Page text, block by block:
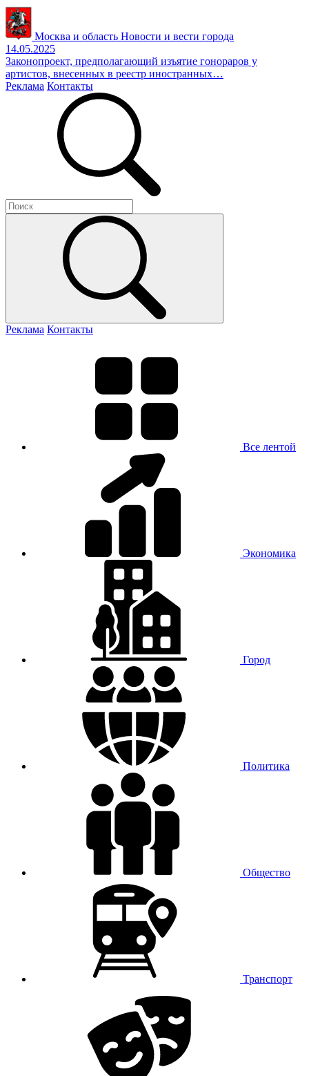
Москва и область Новости и вести города
14.05.2025
Законопроект, предполагающий изъятие гонораров у
артистов, внесенных в реестр иностранных…
Реклама Контакты
Реклама Контакты
Все лентой
Экономика
Город
Политика
Общество
Транспорт